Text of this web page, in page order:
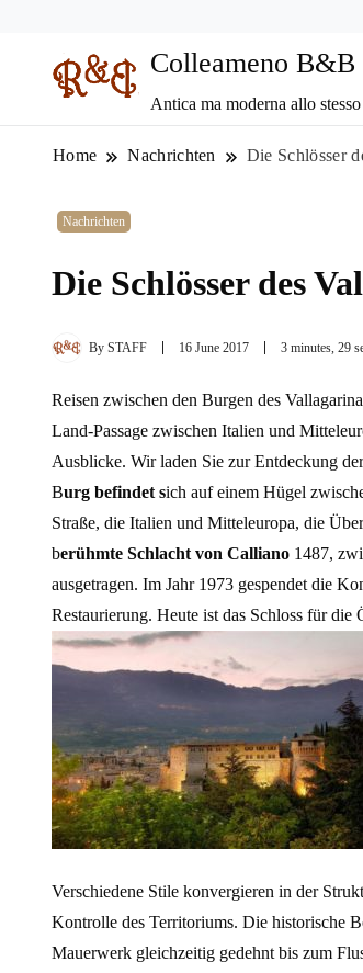
Colleameno B&B
Antica ma moderna allo
Home Nachrichten Die Schlösser
Nachrichten
Die Schlösser des
By STAFF 16 June 2017 3 minutes, 29
Reisen zwischen den Burgen des
Land-Passage zwischen Italien und
Ausblicke. Wir laden Sie zur Entdeckung
Burg befindet sich auf einem Hügel
Straße, die Italien und Mitteleuropa, die
berühmte Schlacht von Calliano 1487,
ausgetragen. Im Jahr 1973 gespendet die
Restaurierung. Heute ist das Schloss für
Verschiedene Stile konvergieren in der
Kontrolle des Territoriums. Die historische
Mauerwerk gleichzeitig gedehnt bis zum